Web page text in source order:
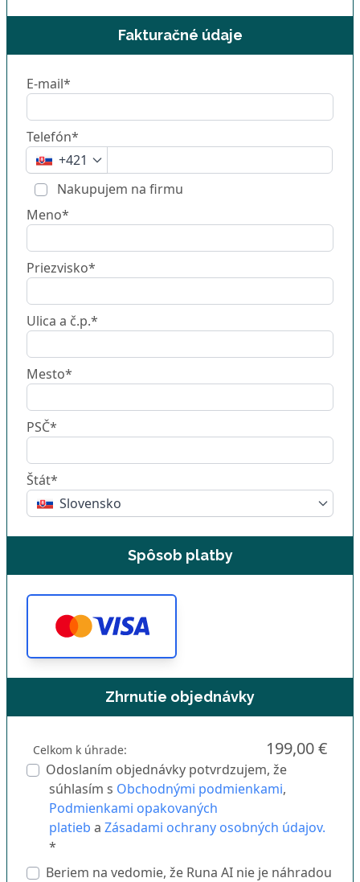
Fakturačné údaje
E-mail*
Telefón*
+421
Nakupujem na firmu
Meno*
Priezvisko*
Ulica a č.p.*
Mesto*
PSČ*
Štát*
Slovensko
Spôsob platby
Zhrnutie objednávky
Celkom k úhrade: 199,00 €
Odoslaním objednávky potvrdzujem, že
súhlasím s Obchodnými podmienkami,
Podmienkami opakovaných
platieb a Zásadami ochrany osobných údajov.
*
Beriem na vedomie, že Runa AI nie je náhradou